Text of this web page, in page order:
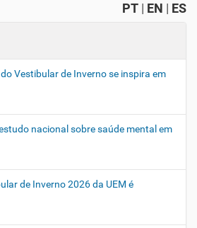
PT | EN | ES
Vestibular de Inverno se inspira em
nacional sobre saúde mental em
de Inverno 2026 da UEM é